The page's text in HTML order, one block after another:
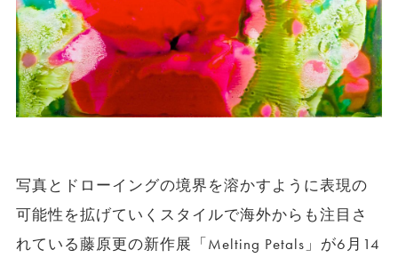
写真とドローイングの境界を溶かすように表現の
可能性を拡げていくスタイルで海外からも注目さ
れている藤原更の新作展「 Melting Petals 」が6 月 14